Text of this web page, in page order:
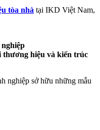
tòa nhà tại IKD Việt Nam,
hiệu và kiến trúc
nghiệp sở hữu những mẫu